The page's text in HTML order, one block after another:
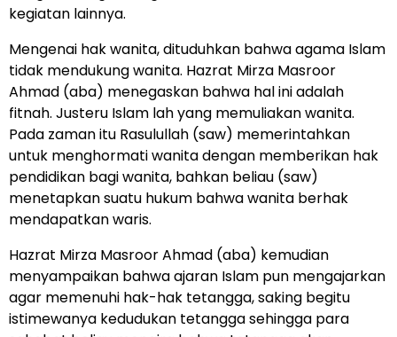
kegiatan lainnya.
Mengenai hak wanita, dituduhkan bahwa agama Islam
tidak mendukung wanita. Hazrat Mirza Masroor
Ahmad (aba) menegaskan bahwa hal ini adalah
fitnah. Justeru Islam lah yang memuliakan wanita.
Pada zaman itu Rasulullah (saw) memerintahkan
untuk menghormati wanita dengan memberikan hak
pendidikan bagi wanita, bahkan beliau (saw)
menetapkan suatu hukum bahwa wanita berhak
mendapatkan waris.
Hazrat Mirza Masroor Ahmad (aba) kemudian
menyampaikan bahwa ajaran Islam pun mengajarkan
agar memenuhi hak-hak tetangga, saking begitu
istimewanya kedudukan tetangga sehingga para